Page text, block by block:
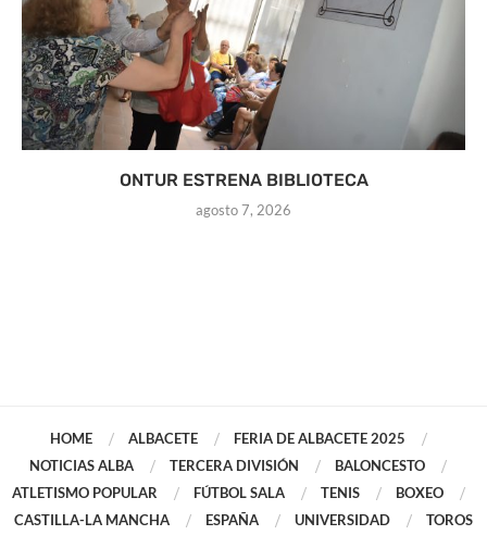
ONTUR ESTRENA BIBLIOTECA
agosto 7, 2026
HOME ALBACETE
FERIA DE ALBACETE 2025
NOTICIAS ALBA
TERCERA DIVISIÓN
BALONCESTO
ATLETISMO POPULAR
FÚTBOL SALA TENIS
BOXEO
CASTILLA-LA MANCHA
ESPAÑA UNIVERSIDAD TOROS